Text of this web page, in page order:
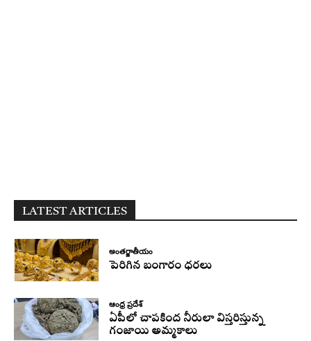
LATEST ARTICLES
అంతర్జాతీయం
పెరిగిన బంగారం ధరలు
ఆంధ్ర ప్రదేశ్
ఏపీలో చాపకింద నీరులా విస్తరిస్తున్న
గంజాయి అమ్మకాలు